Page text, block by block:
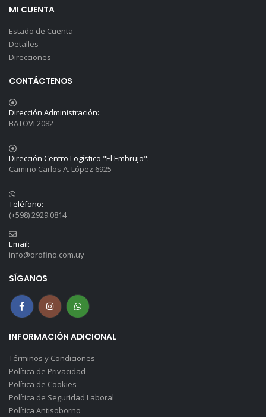
MI CUENTA
Estado de Cuenta
Detalles
Direcciones
CONTÁCTENOS
Dirección Administración:
BATOVI 2082
Dirección Centro Logístico "El Embrujo":
Camino Carlos A. López 6925
Teléfono:
(+598) 2929.0814
Email:
info@orofino.com.uy
SÍGANOS
INFORMACIÓN ADICIONAL
Términos y Condiciones
Política de Privacidad
Política de Cookies
Política de Seguridad Laboral
Política Antisoborno